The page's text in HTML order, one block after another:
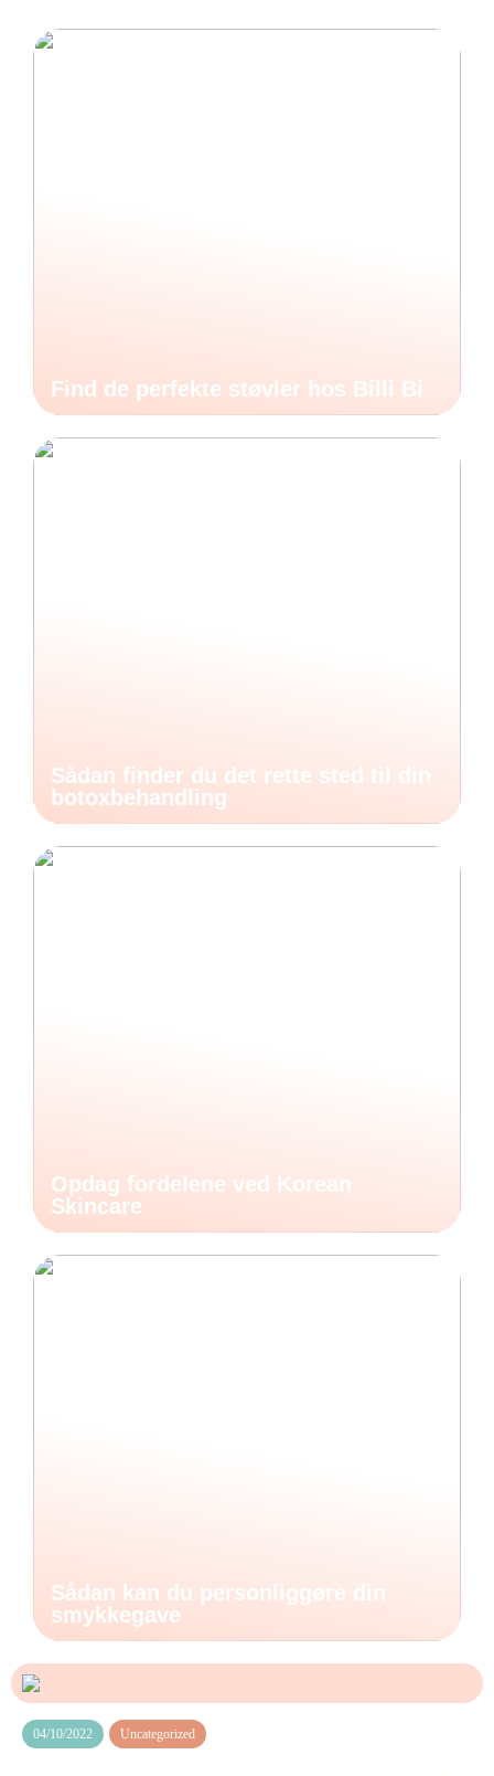
Find de perfekte støvler hos Billi Bi
Sådan finder du det rette sted til din
botoxbehandling
Opdag fordelene ved Korean
Skincare
Sådan kan du personliggøre din
smykkegave
04/10/2022 Uncategorized